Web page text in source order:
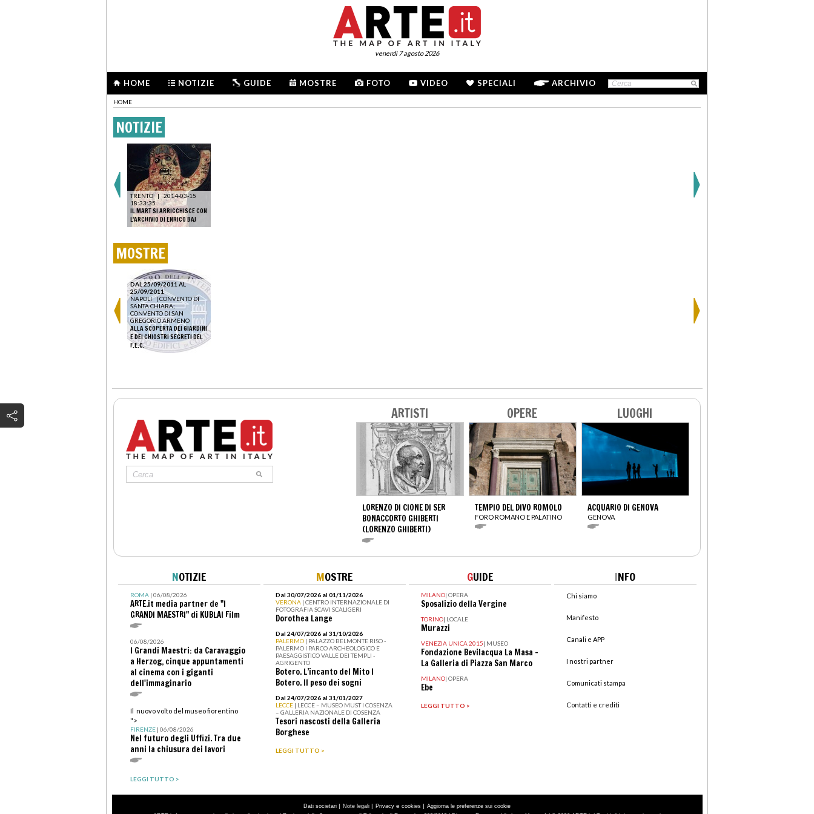
venerdì 7 agosto 2026
HOME NOTIZIE GUIDE MOSTRE FOTO VIDEO SPECIALI ARCHIVIO
HOME
NOTIZIE
TRENTO |
2014-03-15
18:33:35
IL MART SI ARRICCHISCE CON
L'ARCHIVIO DI ENRICO BAJ
MOSTRE
DAL 25/09/2011 AL
25/09/2011
NAPOLI | CONVENTO DI
SANTA CHIARA;
CONVENTO DI SAN
GREGORIO ARMENO
ALLA SCOPERTA DEI GIARDINI
E DEI CHIOSTRI SEGRETI DEL
F.E.C.
ARTISTI
LORENZO DI CIONE DI SER
BONACCORTO GHIBERTI
(LORENZO GHIBERTI)
OPERE
TEMPIO DEL DIVO ROMOLO
FORO ROMANO E PALATINO
LUOGHI
ACQUARIO DI GENOVA
GENOVA
NOTIZIE
ROMA| 06/08/2026
ARTE.it media partner de "I
GRANDI MAESTRI" di KUBLAI Film
06/08/2026
I Grandi Maestri: da Caravaggio
a Herzog, cinque appuntamenti
al cinema con i giganti
dell'immaginario
Il nuovo volto del museo fiorentino
">
FIRENZE| 06/08/2026
Nel futuro degli Uffizi. Tra due
anni la chiusura dei lavori
LEGGI TUTTO >
MOSTRE
Dal 30/07/2026 al 01/11/2026
VERONA | CENTRO INTERNAZIONALE DI
FOTOGRAFIA SCAVI SCALIGERI
Dorothea Lange
Dal 24/07/2026 al 31/10/2026
PALERMO | PALAZZO BELMONTE RISO -
PALERMO I PARCO ARCHEOLOGICO E
PAESAGGISTICO VALLE DEI TEMPLI -
AGRIGENTO
Botero. L’incanto del Mito I
Botero. Il peso dei sogni
Dal 24/07/2026 al 31/01/2027
LECCE | LECCE – MUSEO MUST I COSENZA
– GALLERIA NAZIONALE DI COSENZA
Tesori nascosti della Galleria
Borghese
LEGGI TUTTO >
GUIDE
MILANO| OPERA
Sposalizio della Vergine
TORINO| LOCALE
Murazzi
VENEZIA UNICA 2015| MUSEO
Fondazione Bevilacqua La Masa –
La Galleria di Piazza San Marco
MILANO| OPERA
Ebe
LEGGI TUTTO >
INFO
Chi siamo
Manifesto
Canali e APP
I nostri partner
Comunicati stampa
Contatti e crediti
Dati societari | Note legali | Privacy e cookies | Aggiorna le preferenze sui cookie